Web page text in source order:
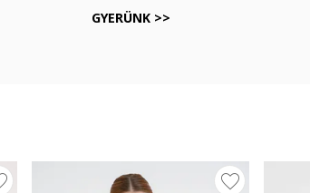
GYERÜNK >>